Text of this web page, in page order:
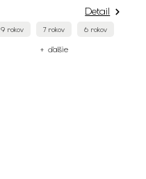
Detail
9 rokov 7 rokov 6 rokov
+ ďalšie